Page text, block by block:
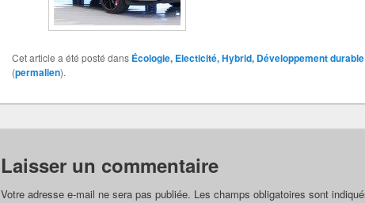
Cet article a été posté dans Écologie, Electicité, Hybrid, Développement durable
(permalien).
Laisser un commentaire
Votre adresse e-mail ne sera pas publiée. Les champs obligatoires sont